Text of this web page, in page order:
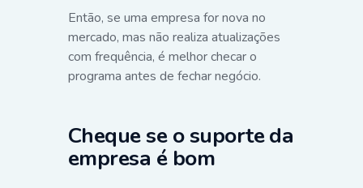
Então, se uma empresa for nova no
mercado, mas não realiza atualizações
com frequência, é melhor checar o
programa antes de fechar negócio.
Cheque se o suporte da
empresa é bom